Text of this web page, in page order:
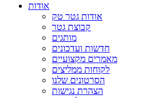
אודות
אודות גטר טק
קבוצת גטר
מותגים
חדשות ועדכונים
מאמרים מקצועיים
לקוחות ממליצים
הסרטונים שלנו
הצהרת נגישות